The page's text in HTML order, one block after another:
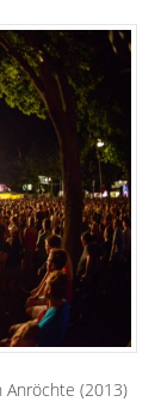
Anröchte (2013)